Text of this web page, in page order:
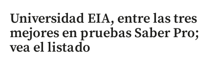
Universidad EIA, entre las tres
mejores en pruebas Saber Pro;
vea el listado